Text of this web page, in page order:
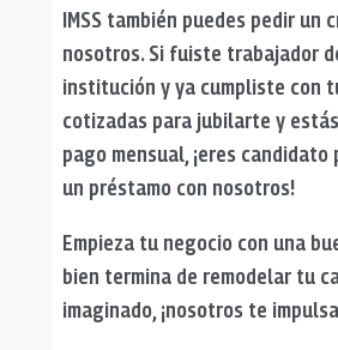
IMSS también puedes pedir un
nosotros. Si fuiste trabajador
institución y ya cumpliste con
cotizadas para jubilarte y
pago mensual, ¡eres
un préstamo con nosotros!
Empieza tu negocio con una
bien termina de remodelar tu
imaginado, ¡nosotros te